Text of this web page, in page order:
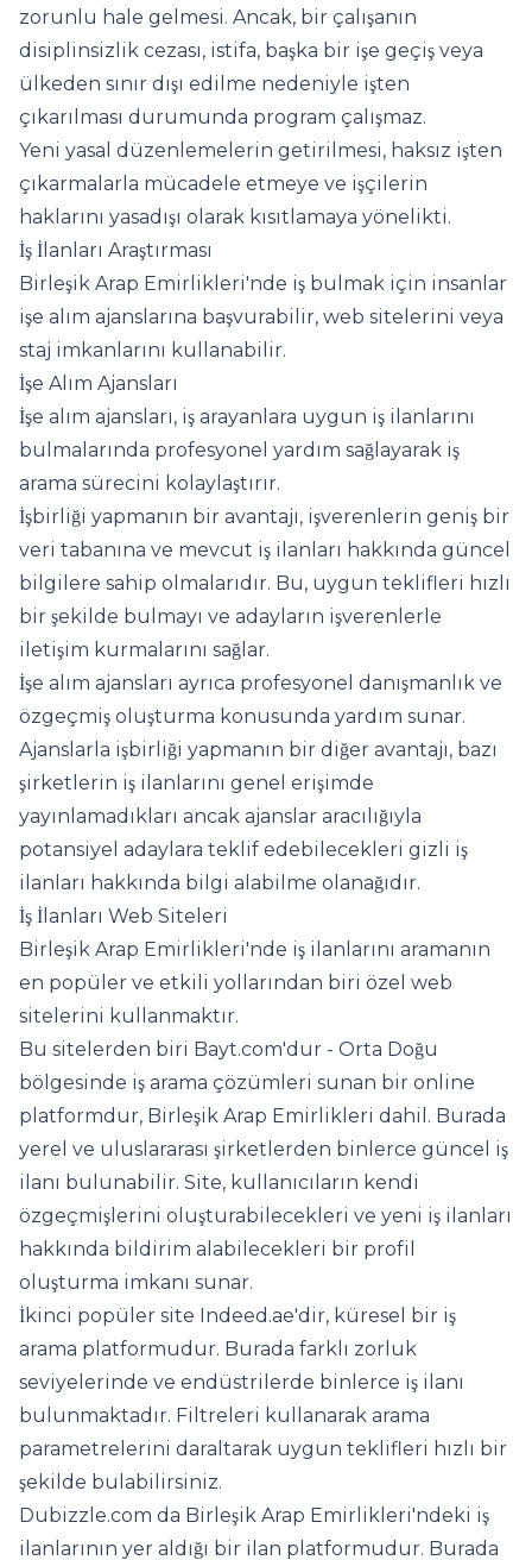
zorunlu hale gelmesi. Ancak, bir çalışanın
disiplinsizlik cezası, istifa, başka bir işe geçiş veya
ülkeden sınır dışı edilme nedeniyle işten
çıkarılması durumunda program çalışmaz.
Yeni yasal düzenlemelerin getirilmesi, haksız işten
çıkarmalarla mücadele etmeye ve işçilerin
haklarını yasadışı olarak kısıtlamaya yönelikti.
İş İlanları Araştırması
Birleşik Arap Emirlikleri'nde iş bulmak için insanlar
işe alım ajanslarına başvurabilir, web sitelerini veya
staj imkanlarını kullanabilir.
İşe Alım Ajansları
İşe alım ajansları, iş arayanlara uygun iş ilanlarını
bulmalarında profesyonel yardım sağlayarak iş
arama sürecini kolaylaştırır.
İşbirliği yapmanın bir avantajı, işverenlerin geniş bir
veri tabanına ve mevcut iş ilanları hakkında güncel
bilgilere sahip olmalarıdır. Bu, uygun teklifleri hızlı
bir şekilde bulmayı ve adayların işverenlerle
iletişim kurmalarını sağlar.
İşe alım ajansları ayrıca profesyonel danışmanlık ve
özgeçmiş oluşturma konusunda yardım sunar.
Ajanslarla işbirliği yapmanın bir diğer avantajı, bazı
şirketlerin iş ilanlarını genel erişimde
yayınlamadıkları ancak ajanslar aracılığıyla
potansiyel adaylara teklif edebilecekleri gizli iş
ilanları hakkında bilgi alabilme olanağıdır.
İş İlanları Web Siteleri
Birleşik Arap Emirlikleri'nde iş ilanlarını aramanın
en popüler ve etkili yollarından biri özel web
sitelerini kullanmaktır.
Bu sitelerden biri Bayt.com'dur - Orta Doğu
bölgesinde iş arama çözümleri sunan bir online
platformdur, Birleşik Arap Emirlikleri dahil. Burada
yerel ve uluslararası şirketlerden binlerce güncel iş
ilanı bulunabilir. Site, kullanıcıların kendi
özgeçmişlerini oluşturabilecekleri ve yeni iş ilanları
hakkında bildirim alabilecekleri bir profil
oluşturma imkanı sunar.
İkinci popüler site Indeed.ae'dir, küresel bir iş
arama platformudur. Burada farklı zorluk
seviyelerinde ve endüstrilerde binlerce iş ilanı
bulunmaktadır. Filtreleri kullanarak arama
parametrelerini daraltarak uygun teklifleri hızlı bir
şekilde bulabilirsiniz.
Dubizzle.com da Birleşik Arap Emirlikleri'ndeki iş
ilanlarının yer aldığı bir ilan platformudur. Burada